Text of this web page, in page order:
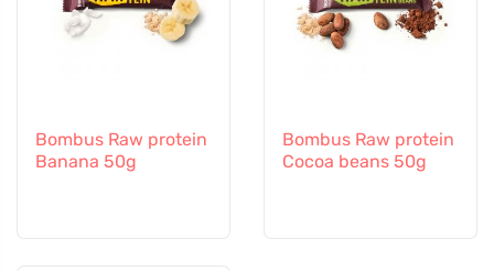
Bombus Raw protein
Banana 50g
Bombus Raw protein
Cocoa beans 50g